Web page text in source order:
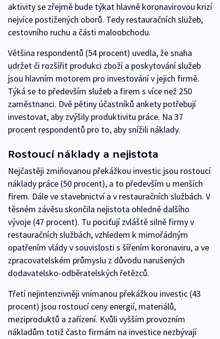
aktivity se zřejmě bude týkat hlavně koronavirovou krizí
nejvíce postižených oborů. Tedy restauračních služeb,
cestovního ruchu a části maloobchodu.
Většina respondentů (54 procent) uvedla, že snaha
udržet či rozšířit produkci zboží a poskytování služeb
jsou hlavním motorem pro investování v jejich firmě.
Týká se to především služeb a firem s více než 250
zaměstnanci. Dvě pětiny účastníků ankety potřebují
investovat, aby zvýšily produktivitu práce. Na 37
procent respondentů pro to, aby snížili náklady.
Rostoucí náklady a nejistota
Nejčastěji zmiňovanou překážkou investic jsou rostoucí
náklady práce (50 procent), a to především u menších
firem. Dále ve stavebnictví a v restauračních službách. V
těsném závěsu skončila nejistota ohledně dalšího
vývoje (47 procent). Tu pociťují zvláště silně firmy v
restauračních službách, vzhledem k mimořádným
opatřením vlády v souvislosti s šířením koronaviru, a ve
zpracovatelském průmyslu z důvodu narušených
dodavatelsko-odběratelských řetězců.
Třetí nejintenzivněji vnímanou překážkou investic (43
procent) jsou rostoucí ceny energií, materiálů,
meziproduktů a zařízení. Kvůli vyšším provozním
nákladům totiž často firmám na investice nezbývají